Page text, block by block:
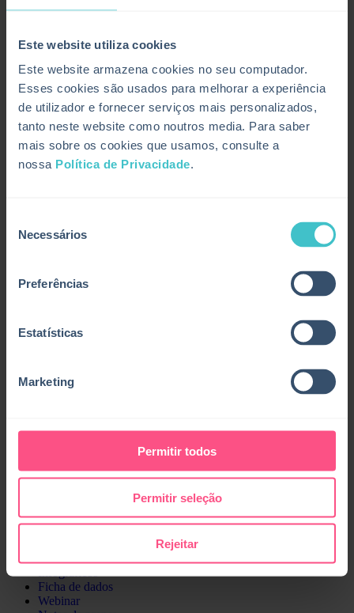
Este website utiliza cookies
Este website armazena cookies no seu computador.
Esses cookies são usados para melhorar a experiência
de utilizador e fornecer serviços mais personalizados,
tanto neste website como noutros media. Para saber
mais sobre os cookies que usamos, consulte a
nossa Política de Privacidade.
Necessários
Preferências
Estatísticas
Marketing
Permitir todos
Permitir seleção
Rejeitar
Gestão I&O
Gestão de Incidentes e Problemas
Atendimento de Solicitações
End to End
Sanidade
Manufatura
Blog
Casos de éxito
Webinar
Blog
Ebooks
Ficha de dados
Webinar